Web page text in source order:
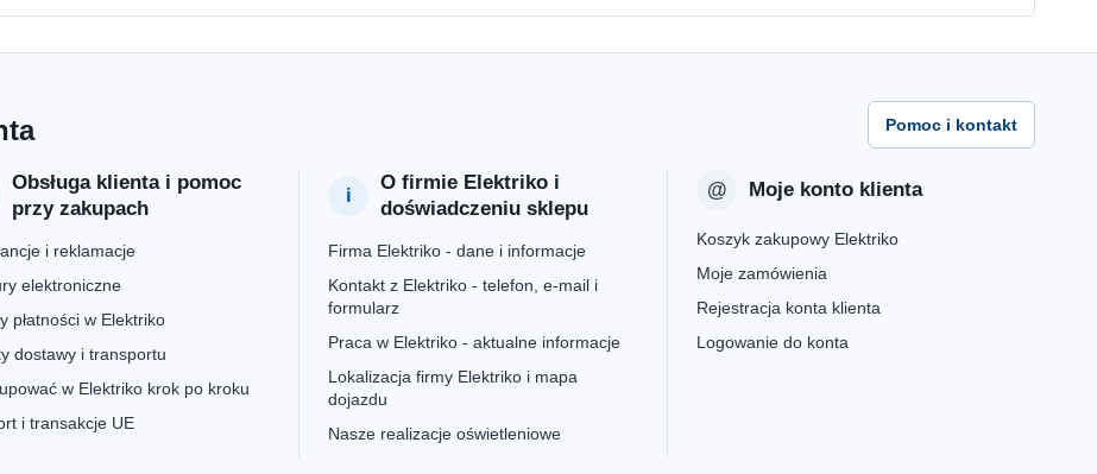
Pomoc i kontakt
Obsługa klienta i pomoc
przy zakupach
i reklamacje
elektroniczne
płatności w Elektriko
dostawy i transportu
w Elektriko krok po kroku
i transakcje UE
O firmie Elektriko i
doświadczeniu sklepu
Firma Elektriko - dane i informacje
Kontakt z Elektriko - telefon, e-mail i
formularz
Praca w Elektriko - aktualne informacje
Lokalizacja firmy Elektriko i mapa
dojazdu
Nasze realizacje oświetleniowe
Moje konto klienta
Koszyk zakupowy Elektriko
Moje zamówienia
Rejestracja konta klienta
Logowanie do konta